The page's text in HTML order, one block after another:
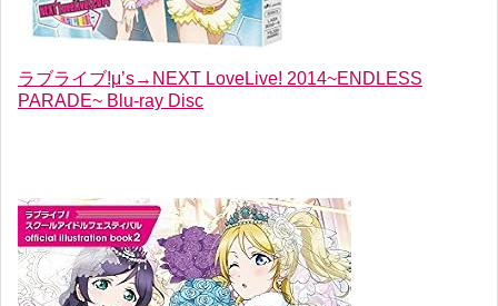
ラブライブ!μ’s→NEXT LoveLive! 2014~ENDLESS
PARADE~ Blu-ray Disc